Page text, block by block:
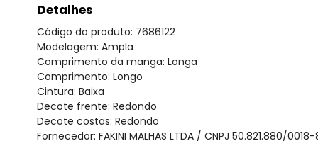
Detalhes
Código do produto: 7686122
Modelagem: Ampla
Comprimento da manga: Longa
Comprimento: Longo
Cintura: Baixa
Decote frente: Redondo
Decote costas: Redondo
Fornecedor: FAKINI MALHAS LTDA / CNPJ 50.821.880/0018-